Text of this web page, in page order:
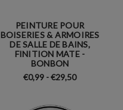
PEINTURE POUR
BOISERIES & ARMOIRES
DE SALLE DE BAINS,
FINITION MATE -
BONBON
€0,99 - €29,50